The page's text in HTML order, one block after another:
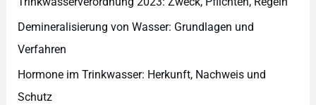
Demineralisierung von Wasser: Grundlagen und
Verfahren
Hormone im Trinkwasser: Herkunft, Nachweis und
Schutz